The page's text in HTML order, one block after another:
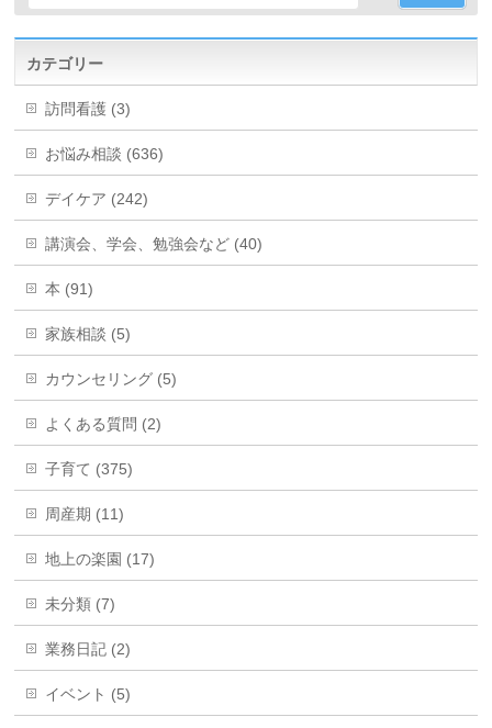
カテゴリー
訪問看護 (3)
お悩み相談 (636)
デイケア (242)
講演会、学会、勉強会など (40)
本 (91)
家族相談 (5)
カウンセリング (5)
よくある質問 (2)
子育て (375)
周産期 (11)
地上の楽園 (17)
未分類 (7)
業務日記 (2)
イベント (5)